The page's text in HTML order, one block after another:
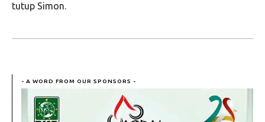
tutup Simon.
- A WORD FROM OUR SPONSORS -